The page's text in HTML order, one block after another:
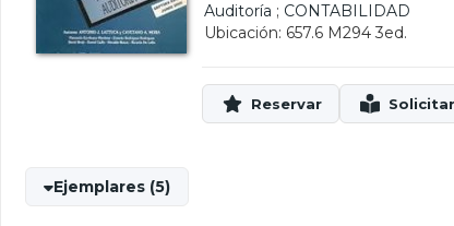
Auditoría ; CONTABILIDAD
Ubicación: 657.6 M294 3ed.
Ejemplares (5)